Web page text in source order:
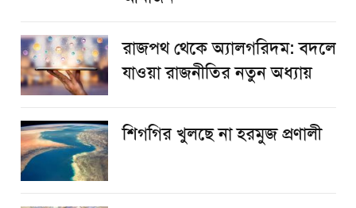
রাজপথ থেকে অ্যালগরিদম: বদলে
যাওয়া রাজনীতির নতুন অধ্যায়
শিগগির খুলছে না হরমুজ প্রণালী